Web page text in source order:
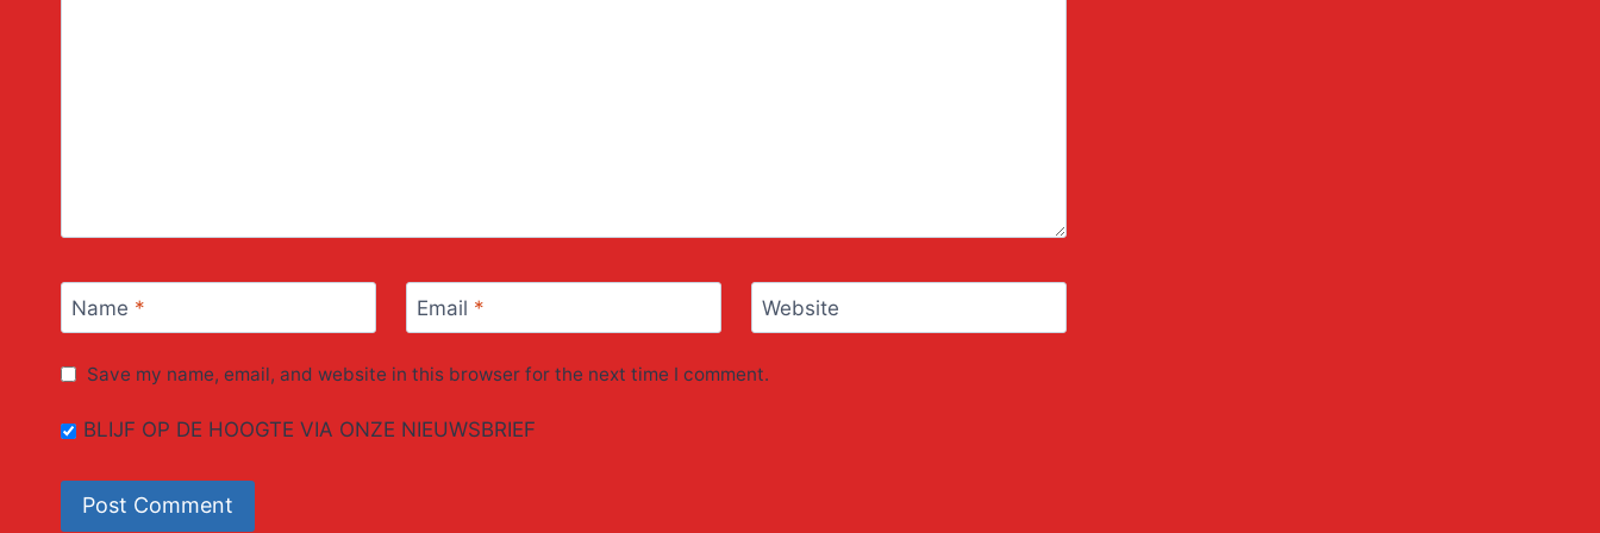
Name * Email * Website
Save my name, email, and website in this browser for the next time I comment.
BLIJF OP DE HOOGTE VIA ONZE NIEUWSBRIEF